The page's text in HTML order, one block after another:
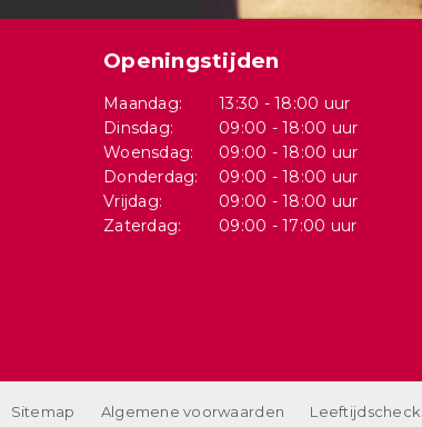
Openingstijden
Maandag:
13:30 - 18:00 uur
Dinsdag:
09:00 - 18:00 uur
Woensdag:
09:00 - 18:00 uur
Donderdag:
09:00 - 18:00 uur
Vrijdag:
09:00 - 18:00 uur
Zaterdag:
09:00 - 17:00 uur
Sitemap Algemene voorwaarden Leeftijdscheck